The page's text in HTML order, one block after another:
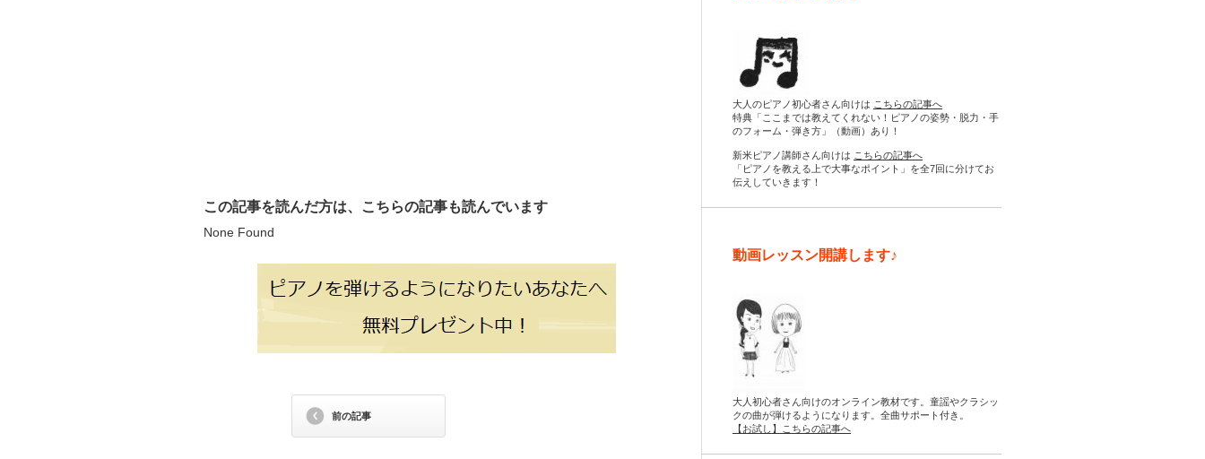
この記事を読んだ方は、こちらの記事も読んでいます
None Found
前の記事
大人のピアノ初心者さん向けは こちらの記事へ
特典「ここまでは教えてくれない！ピアノの姿勢・脱力・手
のフォーム・弾き方」（動画）あり！
新米ピアノ講師さん向けは こちらの記事へ
「ピアノを教える上で大事なポイント」を全7回に分けてお
伝えしていきます！
動画レッスン開講します♪
大人初心者さん向けのオンライン教材です。童謡やクラシッ
クの曲が弾けるようになります。全曲サポート付き。
【お試し】こちらの記事へ